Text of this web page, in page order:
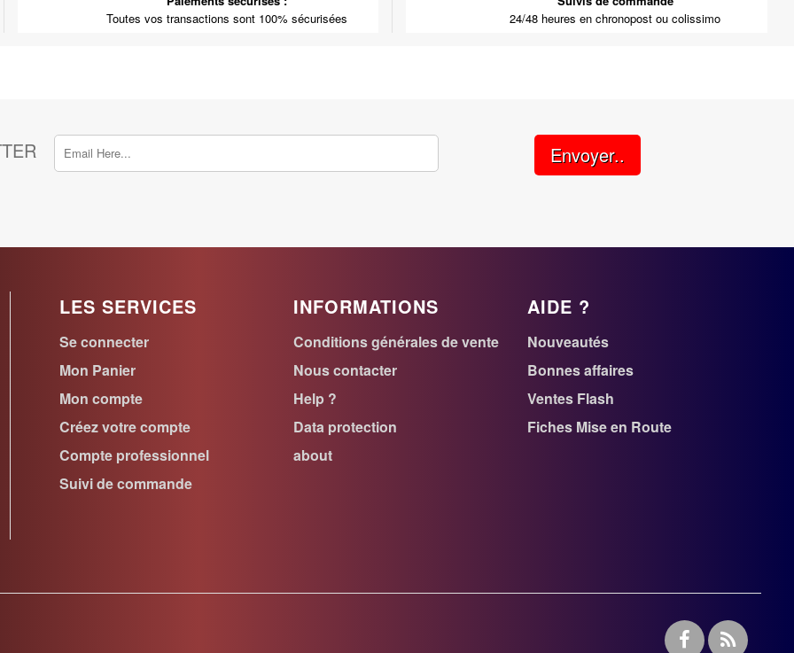
Toutes vos transactions sont 100% sécurisées
24/48 heures en chronopost ou colissimo
Envoyer..
LES SERVICES
Se connecter
Mon Panier
Mon compte
Créez votre compte
Compte professionnel
Suivi de commande
INFORMATIONS
Conditions générales de vente
Nous contacter
Help ?
Data protection
about
AIDE ?
Nouveautés
Bonnes affaires
Ventes Flash
Fiches Mise en Route